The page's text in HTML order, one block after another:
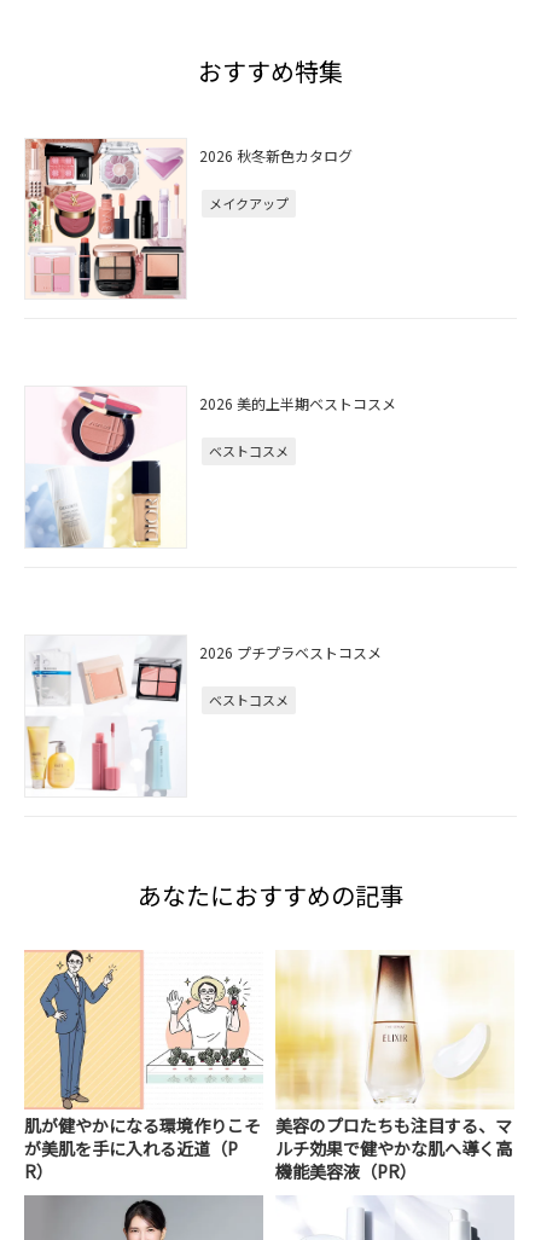
おすすめ特集
2026 秋冬新色カタログ
メイクアップ
2026 美的上半期ベストコスメ
ベストコスメ
2026 プチプラベストコスメ
ベストコスメ
あなたにおすすめの記事
肌が健やかになる環境作りこそ
が美肌を手に入れる近道（P
R）
美容のプロたちも注目する、マ
ルチ効果で健やかな肌へ導く高
機能美容液（PR）